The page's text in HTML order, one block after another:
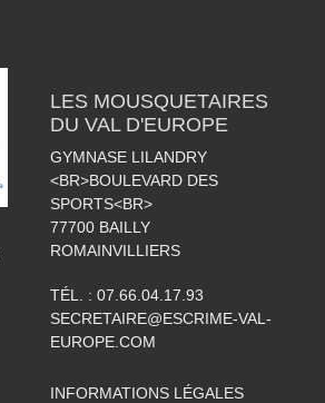
LES MOUSQUETAIRES
DU VAL D'EUROPE
GYMNASE LILANDRY
<BR>BOULEVARD DES
SPORTS<BR>
77700 BAILLY
ROMAINVILLIERS
TÉL. : 07.66.04.17.93
SECRETAIRE@ESCRIME-VAL-
EUROPE.COM
INFORMATIONS LÉGALES